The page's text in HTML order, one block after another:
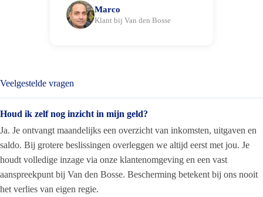
Marco
Klant bij Van den Bosse
Veelgestelde vragen
Houd ik zelf nog inzicht in mijn geld?
Ja. Je ontvangt maandelijks een overzicht van inkomsten, uitgaven en
saldo. Bij grotere beslissingen overleggen we altijd eerst met jou. Je
houdt volledige inzage via onze klantenomgeving en een vast
aanspreekpunt bij Van den Bosse. Bescherming betekent bij ons nooit
het verlies van eigen regie.